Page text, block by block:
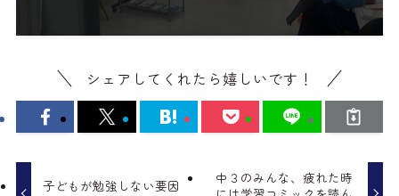
シェアしてくれたら嬉しいです！
子どもが勉強しない要因
中３のみんな、疲れた時